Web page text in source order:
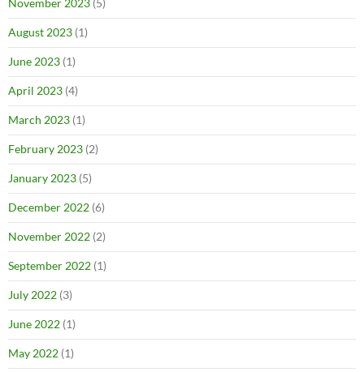
August 2023 (1)
June 2023 (1)
April 2023 (4)
March 2023 (1)
February 2023 (2)
January 2023 (5)
December 2022 (6)
November 2022 (2)
September 2022 (1)
July 2022 (3)
June 2022 (1)
May 2022 (1)